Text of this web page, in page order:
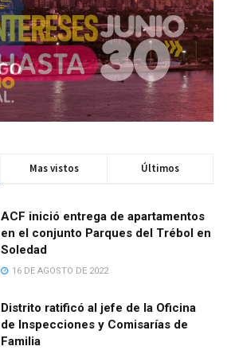
Mas vistos Últimos
ACF inició entrega de apartamentos
en el conjunto Parques del Trébol en
Soledad
16 DE AGOSTO DE 2022
Distrito ratificó al jefe de la Oficina
de Inspecciones y Comisarías de
Familia